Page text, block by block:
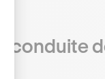
conduite